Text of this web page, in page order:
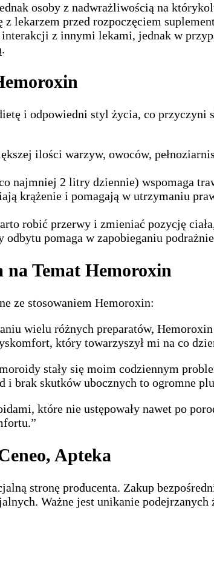
osoby z nadwrażliwością na
lekarzem przed rozpoczęciem
z innymi lekami, jednak w
i odpowiedni styl życia, co przyczyni
ilości warzyw, owoców,
najmniej 2 litry dziennie) wspomaga
krążenie i pomagają w utrzymaniu
robić przerwy i zmieniać pozycję
pomaga w zapobieganiu
Temat Hemoroxin
ze stosowaniem Hemoroxin:
wielu różnych preparatów,
który towarzyszył mi na co
stały się moim codziennym
i brak skutków ubocznych to ogromne
które nie ustępowały nawet po
Apteka
stronę producenta. Zakup
Ważne jest unikanie podejrzanych